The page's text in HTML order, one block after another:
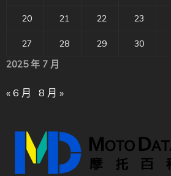
2025 年 7 月
20 21 22 23
27 28 29 30
« 6 月 8 月 »